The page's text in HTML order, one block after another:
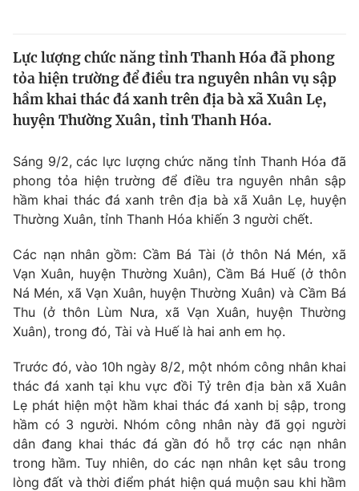
Thế giới
Tin tức
Câu chuyện quốc tế
Kinh tế
Tài chính
Thị trường
Góc doanh nghiệp
Dữ liệu và đời sống
Truyền hình
Phim VTV
Hậu trường
Nhân vật
Giải sao mai
Giải trí
Điện ảnh
Âm nhạc
Sao
Đời sống
Làm đẹp
Chất lượng cuộc sống
Giáo dục
Tuyển sinh
Học trực tuyến
Công nghệ
Hitech Công nghệ tương lai
Sản phẩm
Giao lưu trực tuyến
Lực lượng chức năng tỉnh Thanh Hóa đã phong
tỏa hiện trường để điều tra nguyên nhân vụ sập
hầm khai thác đá xanh trên địa bà xã Xuân Lẹ,
huyện Thường Xuân, tỉnh Thanh Hóa.
Sáng 9/2, các lực lượng chức năng tỉnh Thanh Hóa đã
phong tỏa hiện trường để điều tra nguyên nhân sập
hầm khai thác đá xanh trên địa bà xã Xuân Lẹ, huyện
Thường Xuân, tỉnh Thanh Hóa khiến 3 người chết.
Các nạn nhân gồm: Cầm Bá Tài (ở thôn Ná Mén, xã
Vạn Xuân, huyện Thường Xuân), Cầm Bá Huế (ở thôn
Ná Mén, xã Vạn Xuân, huyện Thường Xuân) và Cầm Bá
Thu (ở thôn Lùm Nưa, xã Vạn Xuân, huyện Thường
Xuân), trong đó, Tài và Huế là hai anh em họ.
Trước đó, vào 10h ngày 8/2, một nhóm công nhân khai
thác đá xanh tại khu vực đồi Tỷ trên địa bàn xã Xuân
Lẹ phát hiện một hầm khai thác đá xanh bị sập, trong
hầm có 3 người. Nhóm công nhân này đã gọi người
dân đang khai thác đá gần đó hỗ trợ các nạn nhân
trong hầm. Tuy nhiên, do các nạn nhân kẹt sâu trong
lòng đất và thời điểm phát hiện quá muộn sau khi hầm